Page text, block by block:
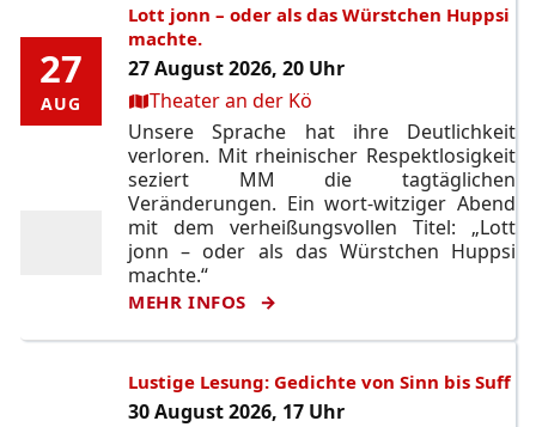
27
AUG
27
AUG
Lott jonn – oder als das Würstchen Huppsi
machte.
27 August 2026, 20 Uhr
Ort:Theater an der Kö
Unsere Sprache hat ihre Deutlichkeit
verloren. Mit rheinischer Respektlosigkeit
seziert MM die tagtäglichen
Veränderungen. Ein wort-witziger Abend
mit dem verheißungsvollen Titel: „Lott
jonn – oder als das Würstchen Huppsi
machte.“
MEHR INFOS
Lustige Lesung: Gedichte von Sinn bis Suff
30 August 2026, 17 Uhr